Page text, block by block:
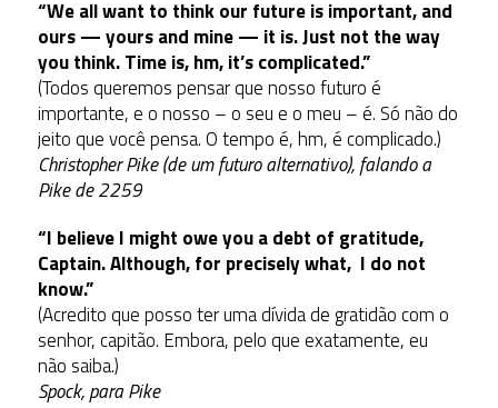
“We all want to think our future is important, and
ours — yours and mine — it is. Just not the way
you think. Time is, hm, it’s complicated.”
(Todos queremos pensar que nosso futuro é
importante, e o nosso – o seu e o meu – é. Só não do
jeito que você pensa. O tempo é, hm, é complicado.)
Christopher Pike (de um futuro alternativo), falando a
Pike de 2259
“I believe I might owe you a debt of gratitude,
Captain. Although, for precisely what, I do not
know.”
(Acredito que posso ter uma dívida de gratidão com o
senhor, capitão. Embora, pelo que exatamente, eu
não saiba.)
Spock, para Pike